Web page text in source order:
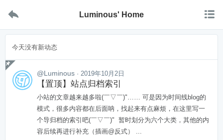
 Luminous' Home 
今天没有新动态
@Luminous · 2019年10月2日
【置顶】站点归档索引
小站的文章越来越多啦(￣▽￣)"…… 可是因为时间线blog的
模式，很多内容都在后面呐，找起来有点麻烦，在这里写一
个导归档的索引吧(￣▽￣)" 暂时划分为六个大类，其他的内
容后续再进行补充（插画@反式） ...
